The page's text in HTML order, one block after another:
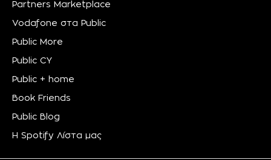
Partners Marketplace
Vodafone στα Public
Public More
Public CY
Public + home
Book Friends
Public Blog
Η Spotify Λίστα μας